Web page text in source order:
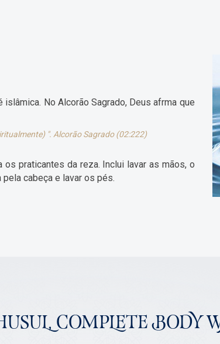
No Alcorão Sagrado, Deus afrma que
". Alcorão Sagrado (02:222)
praticantes da reza. Inclui lavar as mãos, o
cabeça e lavar os pés.
COMPLETE BODY